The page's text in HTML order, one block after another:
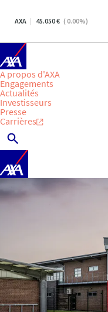
AXA 45.050 ( 0.00%)
A propos d'AXA
Engagements
Actualités
Investisseurs
Presse
Carrières